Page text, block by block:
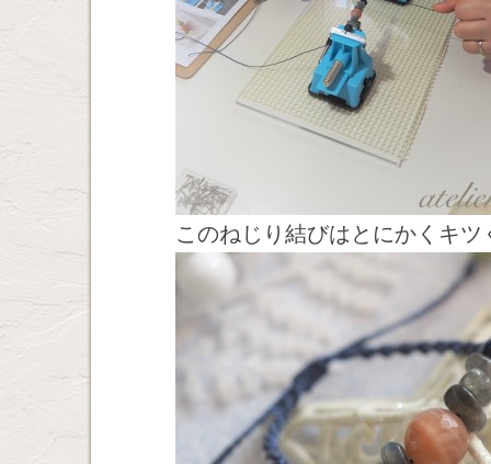
このねじり結びはとにかくキ